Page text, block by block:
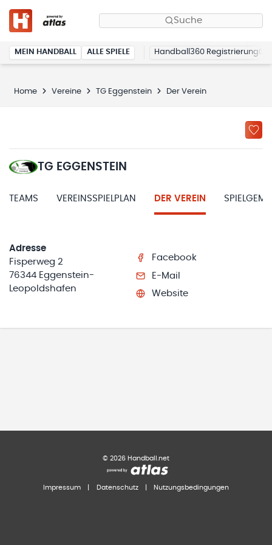
Suche
MEIN HANDBALL ALLE SPIELE Handball360 Registrierung
Home Vereine TG Eggenstein Der Verein
TG EGGENSTEIN
TEAMS VEREINSSPIELPLAN DER VEREIN
Adresse
Fisperweg 2
76344 Eggenstein-
Leopoldshafen
Facebook
E-Mail
Website
© 2026 Handball.net
Impressum Datenschutz Nutzungsbedingungen